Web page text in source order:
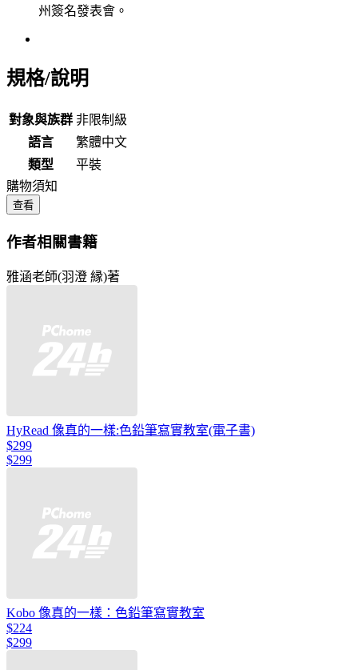
州簽名發表會。
規格/說明
對象與族群 非限制級
語言
繁體中文
類型
平裝
購物須知
查看
作者相關書籍
雅涵老師(羽澄 縁)著
HyRead 像真的一樣:色鉛筆寫實教室(電子書)
$299
$299
Kobo 像真的一樣：色鉛筆寫實教室
$224
$299